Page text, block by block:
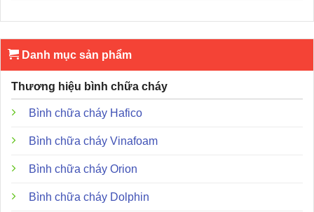
Danh mục sản phẩm
Thương hiệu bình chữa cháy
Bình chữa cháy Hafico
Bình chữa cháy Vinafoam
Bình chữa cháy Orion
Bình chữa cháy Dolphin